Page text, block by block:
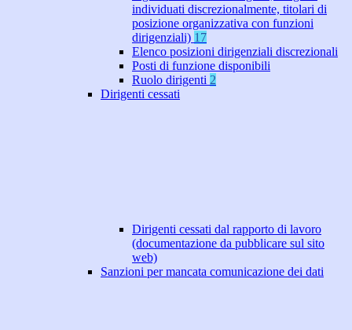
individuati discrezionalmente, titolari di
posizione organizzativa con funzioni
dirigenziali) 17
Elenco posizioni dirigenziali discrezionali
Posti di funzione disponibili
Ruolo dirigenti 2
Dirigenti cessati
Dirigenti cessati dal rapporto di lavoro
(documentazione da pubblicare sul sito
web)
Sanzioni per mancata comunicazione dei dati